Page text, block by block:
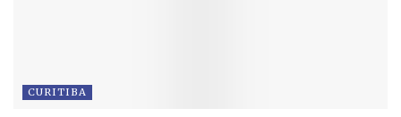
CURITIBA